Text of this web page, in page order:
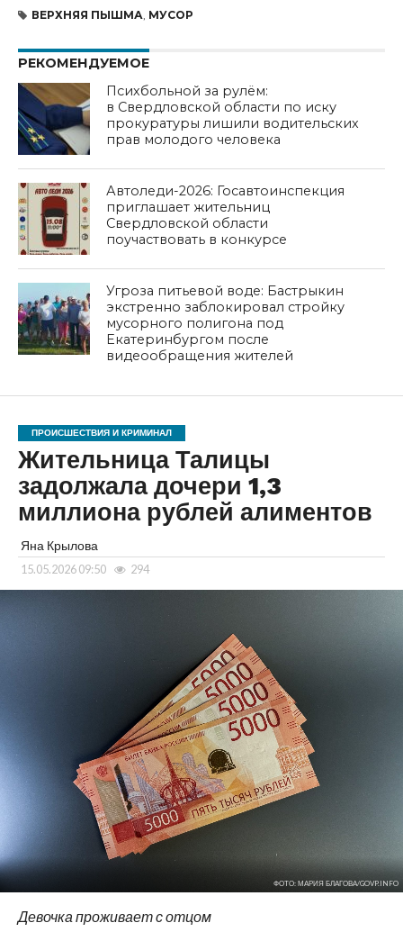
ВЕРХНЯЯ ПЫШМА, МУСОР
РЕКОМЕНДУЕМОЕ
Психбольной за рулём:
в Свердловской области по иску
прокуратуры лишили водительских
прав молодого человека
Автоледи-2026: Госавтоинспекция
приглашает жительниц
Свердловской области
поучаствовать в конкурсе
Угроза питьевой воде: Бастрыкин
экстренно заблокировал стройку
мусорного полигона под
Екатеринбургом после
видеообращения жителей
ПРОИСШЕСТВИЯ И КРИМИНАЛ
Жительница Талицы
задолжала дочери 1,3
миллиона рублей алиментов
Яна Крылова
15.05.2026 09:50 294
ФОТО: МАРИЯ БЛАГОВА/GOVP.INFO
Девочка проживает с отцом